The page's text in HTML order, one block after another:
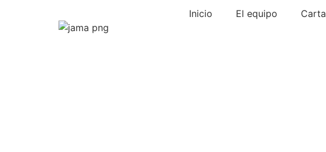
Inicio El equipo Carta